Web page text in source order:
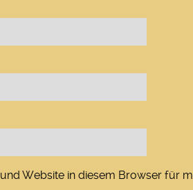
Website in diesem Browser für